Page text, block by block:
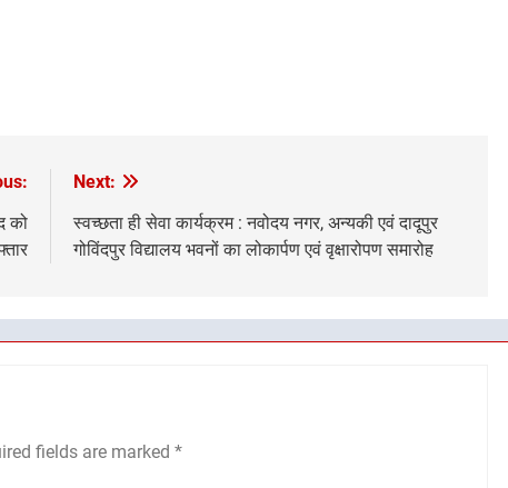
को
Next:
स्वच्छता ही सेवा कार्यक्रम : नवोदय नगर, अन्यकी एवं दादूपुर
गोविंदपुर विद्यालय भवनों का लोकार्पण एवं वृक्षारोपण समारोह
fields are marked *